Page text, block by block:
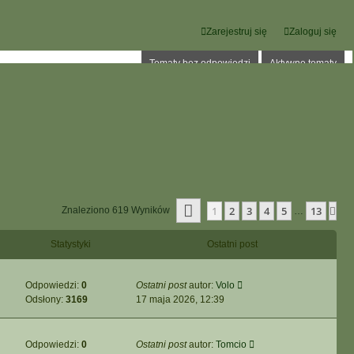
Zaloguj się
Zarejestruj się
Tematy bez odpowiedzi Aktywne tematy
Znaleziono 619 Wyników Strona1Z13
1 2 3 4 5 13
Statystyki Ostatni post
Odpowiedzi: 0
Odsłony: 3169
Ostatni postautor: Volo
17 maja 2026, 12:39
Odpowiedzi: 0
Ostatni postautor: Tomcio